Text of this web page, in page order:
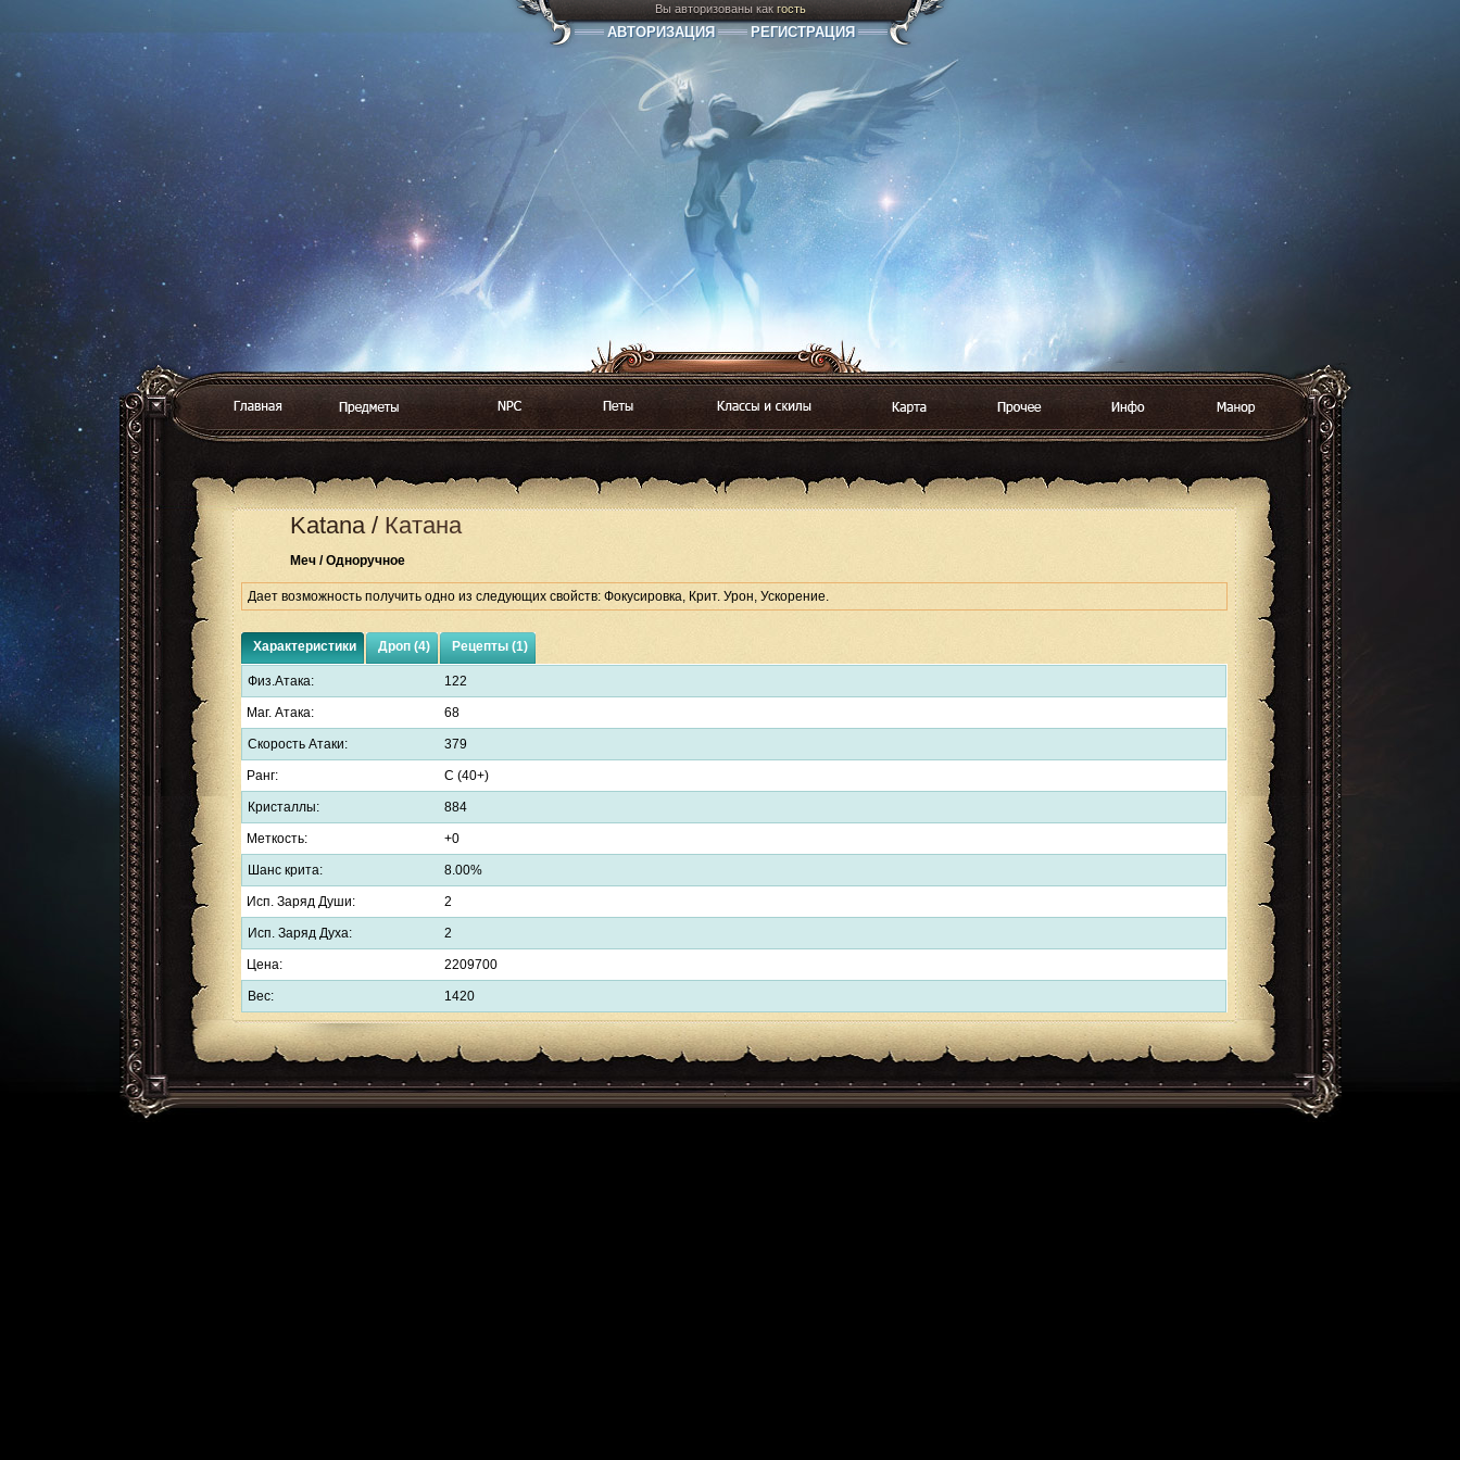
Вы авторизованы как гость
АВТОРИЗАЦИЯ РЕГИСТРАЦИЯ
Katana/ Катана
Меч / Одноручное
Дает возможность получить одно из следующих свойств: Фокусировка, Крит. Урон, Ускорение.
Характеристики Дроп (4) Рецепты (1)
Физ.Атака: 122
Маг. Атака: 68
Скорость Атаки: 379
Ранг: C (40+)
Кристаллы: 884
Меткость: +0
Шанс крита: 8.00%
Исп. Заряд Души: 2
Исп. Заряд Духа: 2
Цена: 2209700
Вес: 1420